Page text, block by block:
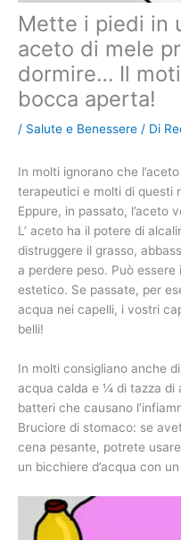
Mette i piedi in
aceto di mele
dormire… Il
bocca aperta!
/ Salute e Benessere / Di
In molti ignorano che
terapeutici e molti di questi
Eppure, in passato, l’aceto
L’ aceto ha il potere di
distruggere il grasso,
a perdere peso. Può
estetico. Se passate, per
acqua nei capelli, i vostri
belli!
In molti consigliano anche
acqua calda e ¼ di tazza di
batteri che causano
Bruciore di stomaco: se
cena pesante, potrete
un bicchiere d’acqua con